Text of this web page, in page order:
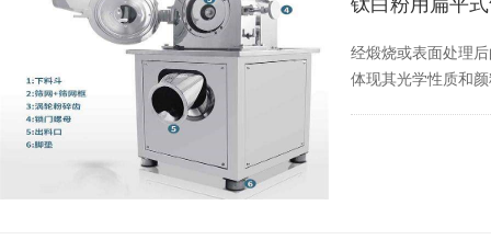
经煅烧或表面处理后
体现其光学性质和颜料